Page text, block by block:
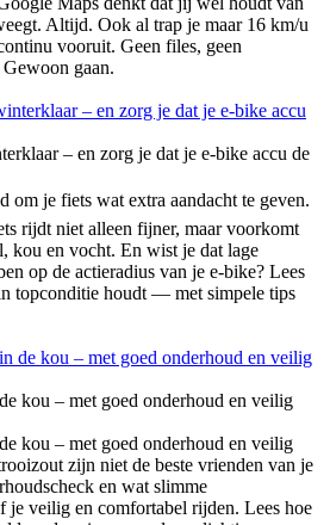
Altijd. Ook al trap je maar 16 km/u
vooruit. Geen files, geen
gaan.
– en zorg je dat je e-bike accu de
je fiets wat extra aandacht te geven.
rijdt niet alleen fijner, maar voorkomt
kou en vocht. En wist je dat lage
op de actieradius van je e-bike? Lees
topconditie houdt — met simpele tips
kou – met goed onderhoud en veilig
kou – met goed onderhoud en veilig
zijn niet de beste vrienden van je
en wat slimme
je veilig en comfortabel rijden. Lees hoe